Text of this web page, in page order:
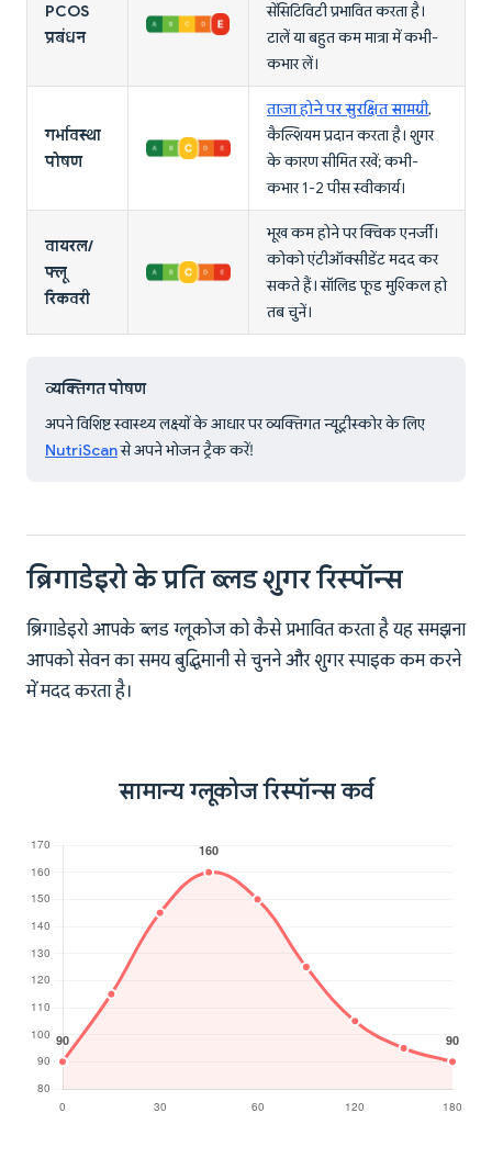
PCOS
प्रबंधन
सेंसिटिविटी प्रभावित करता है।
टालें या बहुत कम मात्रा में कभी-
कभार लें।
गर्भावस्था
पोषण
ताजा होने पर सुरक्षित सामग्री,
कैल्शियम प्रदान करता है। शुगर
के कारण सीमित रखें; कभी-
कभार 1-2 पीस स्वीकार्य।
वायरल/
फ्लू
रिकवरी
भूख कम होने पर क्विक एनर्जी।
कोको एंटीऑक्सीडेंट मदद कर
सकते हैं। सॉलिड फूड मुश्किल हो
तब चुनें।
व्यक्तिगत पोषण
अपने विशिष्ट स्वास्थ्य लक्ष्यों के आधार पर व्यक्तिगत न्यूट्रीस्कोर के लिए
NutriScanसे अपने भोजन ट्रैक करें!
ब्रिगाडेइरो के प्रति ब्लड शुगर रिस्पॉन्स
ब्रिगाडेइरो आपके ब्लड ग्लूकोज को कैसे प्रभावित करता है यह समझना
आपको सेवन का समय बुद्धिमानी से चुनने और शुगर स्पाइक कम करने
में मदद करता है।
सामान्य ग्लूकोज रिस्पॉन्स कर्व